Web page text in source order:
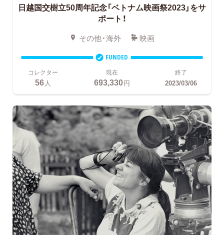
日越国交樹立50周年記念「ベトナム映画祭2023」をサ
ポート！
その他・海外 映画
FUNDED
コレクター
56 人
現在
693,330円
終了
2023/03/06